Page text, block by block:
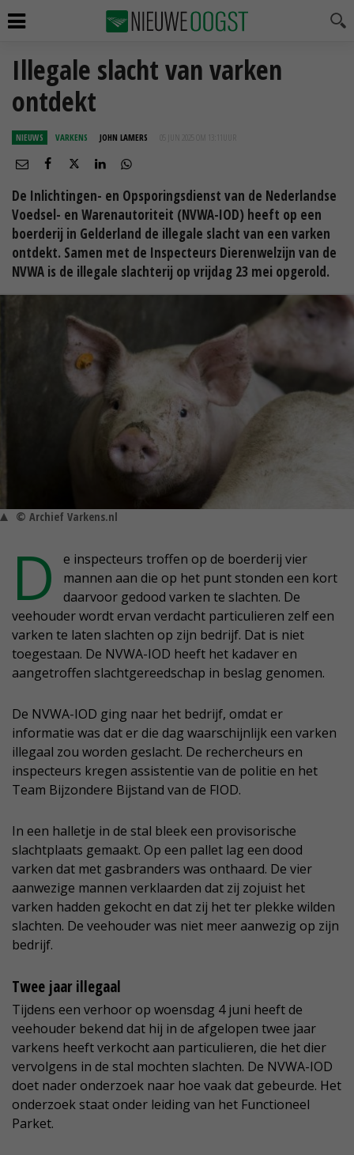
Illegale slacht van varken
ontdekt
NIEUWS VARKENS JOHN LAMERS 05 JUN 2025 OM 13:11
De Inlichtingen- en Opsporingsdienst van de Nederlandse
Voedsel- en Warenautoriteit (NVWA-IOD) heeft op een
boerderij in Gelderland de illegale slacht van een varken
ontdekt. Samen met de Inspecteurs Dierenwelzijn van de
NVWA is de illegale slachterij op vrijdag 23 mei opgerold.
© Archief Varkens.nl
D
e inspecteurs troffen op de boerderij vier
mannen aan die op het punt stonden een kort
daarvoor gedood varken te slachten. De
veehouder wordt ervan verdacht particulieren zelf een
varken te laten slachten op zijn bedrijf. Dat is niet
toegestaan. De NVWA-IOD heeft het kadaver en
aangetroffen slachtgereedschap in beslag genomen.
De NVWA-IOD ging naar het bedrijf, omdat er
informatie was dat er die dag waarschijnlijk een varken
illegaal zou worden geslacht. De rechercheurs en
inspecteurs kregen assistentie van de politie en het
Team Bijzondere Bijstand van de FIOD.
In een halletje in de stal bleek een provisorische
slachtplaats gemaakt. Op een pallet lag een dood
varken dat met gasbranders was onthaard. De vier
aanwezige mannen verklaarden dat zij zojuist het
varken hadden gekocht en dat zij het ter plekke wilden
slachten. De veehouder was niet meer aanwezig op zijn
bedrijf.
Twee jaar illegaal
Tijdens een verhoor op woensdag 4 juni heeft de
veehouder bekend dat hij in de afgelopen twee jaar
varkens heeft verkocht aan particulieren, die het dier
vervolgens in de stal mochten slachten. De NVWA-IOD
doet nader onderzoek naar hoe vaak dat gebeurde. Het
onderzoek staat onder leiding van het Functioneel
Parket.